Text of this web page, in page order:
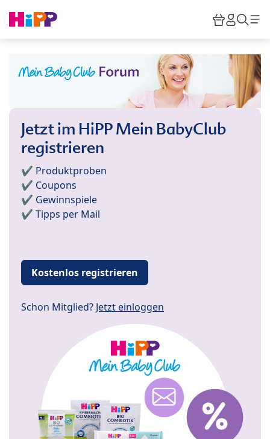
HiPP
Jetzt im HiPP Mein BabyClub
registrieren
✔️ Produktproben
✔️ Coupons
✔️ Gewinnspiele
✔️ Tipps per Mail
Kostenlos registrieren
Schon Mitglied? Jetzt einloggen